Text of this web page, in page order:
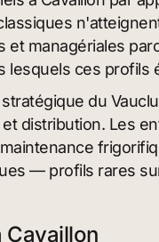
et managériales
lesquels ces profils
du
distribution. Les
— profils rares
Cavaillon